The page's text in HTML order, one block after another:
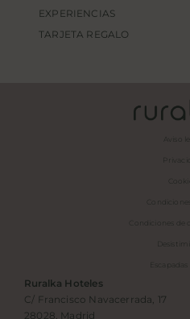
EXPERIENCIAS
TARJETA REGALO
Aviso
Condiciones de
Escapadas
Ruralka Hoteles
C/ Francisco Navacerrada, 17
28028, Madrid